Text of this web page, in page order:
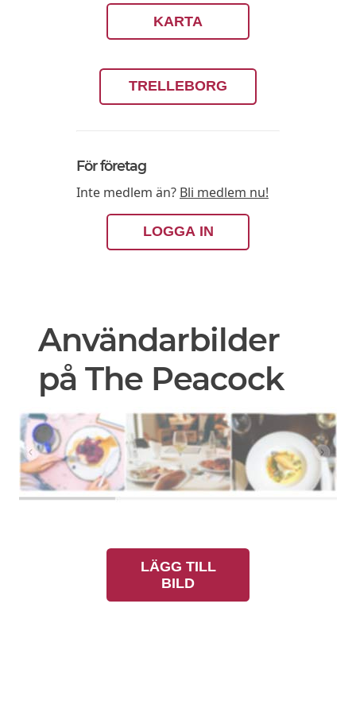
KARTA
TRELLEBORG
För företag
Inte medlem än? Bli medlem nu!
LOGGA IN
Användarbilder
på The Peacock
LÄGG TILL
BILD